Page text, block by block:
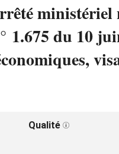
ministériel
du 10
Qualité